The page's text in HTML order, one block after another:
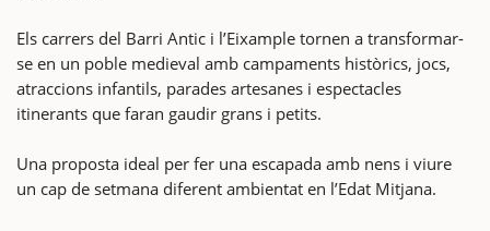
Els carrers del Barri Antic i l’Eixample tornen a transformar-
se en un poble medieval amb campaments històrics, jocs,
atraccions infantils, parades artesanes i espectacles
itinerants que faran gaudir grans i petits.
Una proposta ideal per fer una escapada amb nens i viure
un cap de setmana diferent ambientat en l’Edat Mitjana.